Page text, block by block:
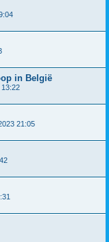
in België
21:05